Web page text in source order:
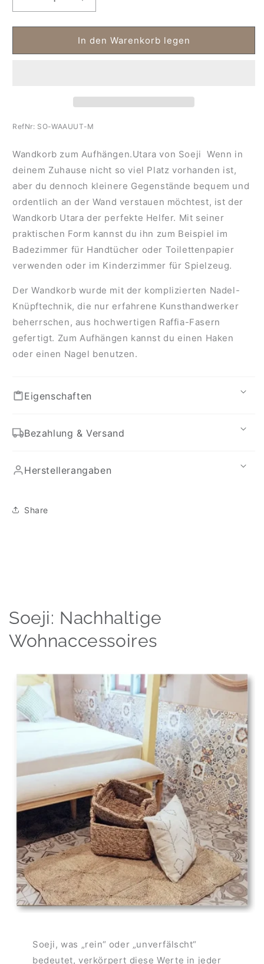
Verringere
die
Menge
Wandkorb
Erhöhe
die
Menge
für
Wandkorb
In den Warenkorb legen
RefNr: SO-WAAUUT-M
Wandkorb zum Aufhängen.Utara von SoejiWenn in
deinem Zuhause nicht so viel Platz vorhanden ist,
aber du dennoch kleinere Gegenstände bequem und
ordentlich an der Wand verstauen möchtest, ist der
Wandkorb Utara der perfekte Helfer. Mit seiner
praktischen Form kannst du ihn zum Beispiel im
Badezimmer für Handtücher oder Toilettenpapier
verwenden oder im Kinderzimmer für Spielzeug.
Der Wandkorb wurde mit der komplizierten Nadel-
Knüpftechnik, die nur erfahrene Kunsthandwerker
beherrschen, aus hochwertigen Raffia-Fasern
gefertigt. Zum Aufhängen kannst du einen Haken
oder einen Nagel benutzen.
Eigenschaften
Bezahlung & Versand
Herstellerangaben
Share
Soeji: Nachhaltige
Wohnaccessoires
Soeji, was „rein“ oder „unverfälscht“
bedeutet, verkörpert diese Werte in jeder